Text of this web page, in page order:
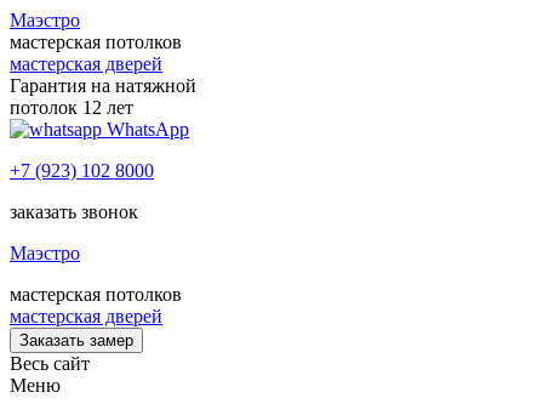
Маэстро
мастерская потолков
мастерская дверей
Гарантия на натяжной
потолок 12 лет
WhatsApp
+7 (923) 102 8000
заказать звонок
Маэстро
мастерская потолков
мастерская дверей
Заказать замер
Весь сайт
Меню